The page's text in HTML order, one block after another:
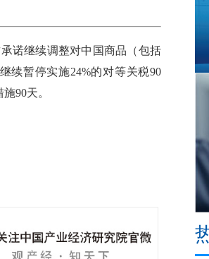
诺继续调整对中国商品（包括
续暂停实施24%的对等关税90
90天。